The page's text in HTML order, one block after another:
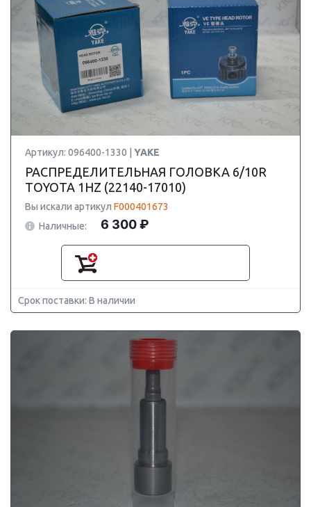
Артикул: 096400-1330 | YAKE
РАСПРЕДЕЛИТЕЛЬНАЯ ГОЛОВКА 6/10R
TOYOTA 1HZ (22140-17010)
Вы искали артикул F000401673
Наличные:
6 300 ₽
Срок поставки: В наличии